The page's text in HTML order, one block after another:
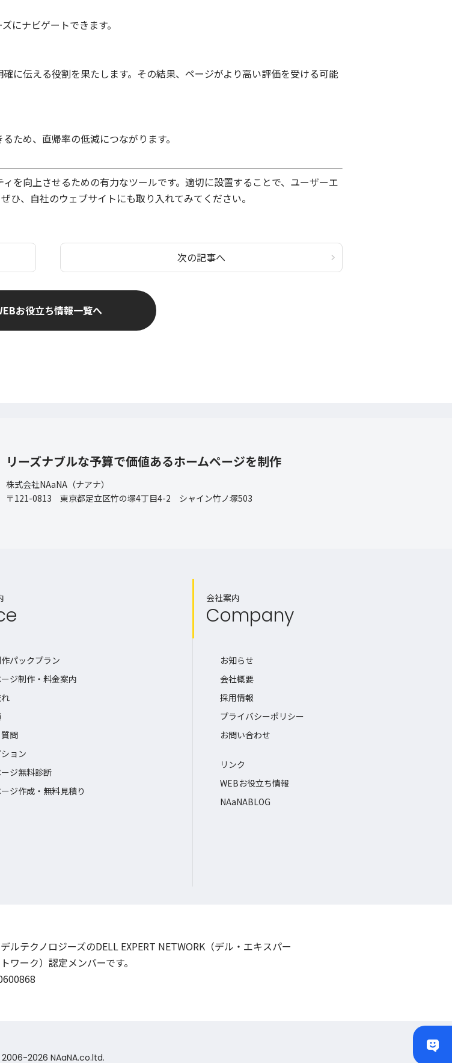
にナビゲートできます。
に伝える役割を果たします。その結果、ページがより高い評価を受ける可能
ため、直帰率の低減につながります。
を向上させるための有力なツールです。適切に設置することで、ユーザーエ
ひ、自社のウェブサイトにも取り入れてみてください。
次の記事へ
お役立ち情報一覧へ
リーズナブルな予算で価値あるホームページを制作
株式会社NAaNA（ナアナ）
〒121-0813 東京都足立区竹の塚4丁目4-2 シャイン竹ノ塚503
パックプラン
ジ制作・料金案内
問
ョン
ジ無料診断
ジ作成・無料見積り
会社案内
Company
お知らせ
会社概要
採用情報
プライバシーポリシー
お問い合わせ
リンク
WEBお役立ち情報
NAaNABLOG
ルテクノロジーズのDELL EXPERT NETWORK（デル・エキスパー
ワーク）認定メンバーです。
2026 NAaNA.co.ltd.